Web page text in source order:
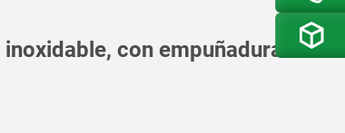
con empuñadura de